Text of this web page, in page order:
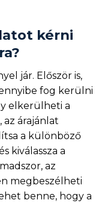
kérni
jár. Először is,
fog kerülni
elkerülheti a
az árajánlat
a különböző
kiválassza a
az
megbeszélheti
benne, hogy a